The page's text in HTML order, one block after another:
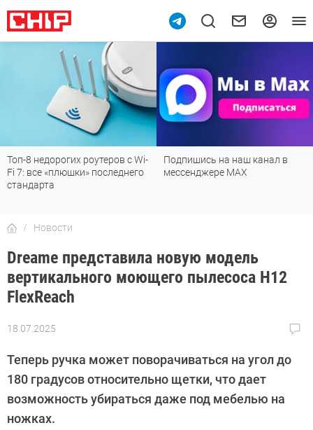
Топ-8 недорогих роутеров с Wi-
Fi 7: все «плюшки» последнего
стандарта
Подпишись на наш канал в
мессенджере МАХ
Новости
Dreame представила новую модель
вертикального моющего пылесоса H12
FlexReach
18.07.2025
Автор:
Теперь ручка может поворачиваться на угол до
180 градусов относительно щетки, что дает
возможность убираться даже под мебелью на
ножках.